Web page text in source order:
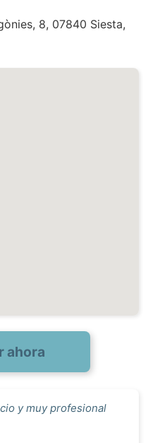
8, 07840 Siesta,
ahora
y muy profesional